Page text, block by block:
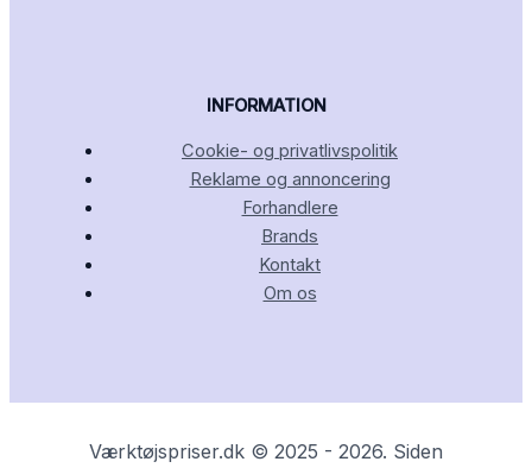
INFORMATION
Cookie- og privatlivspolitik
Reklame og annoncering
Forhandlere
Brands
Kontakt
Om os
Værktøjspriser.dk © 2025 - 2026. Siden